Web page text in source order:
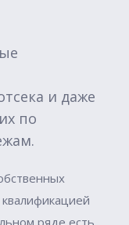
и даже
по
ряде есть